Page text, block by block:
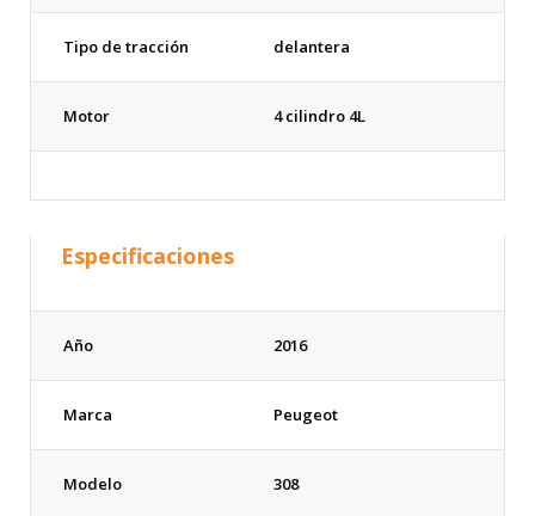
Tipo de tracción delantera
Motor 4 cilindro 4L
Especificaciones
Año 2016
Marca Peugeot
Modelo 308